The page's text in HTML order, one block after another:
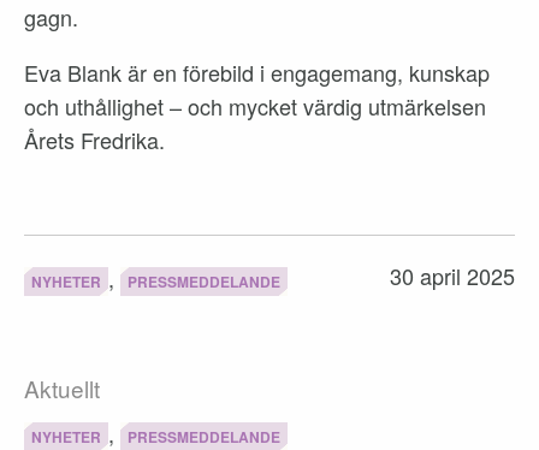
gagn.
Eva Blank är en förebild i engagemang, kunskap
och uthållighet – och mycket värdig utmärkelsen
Årets Fredrika.
NYHETER , PRESSMEDDELANDE 30 april 2025
Aktuellt
NYHETER , PRESSMEDDELANDE